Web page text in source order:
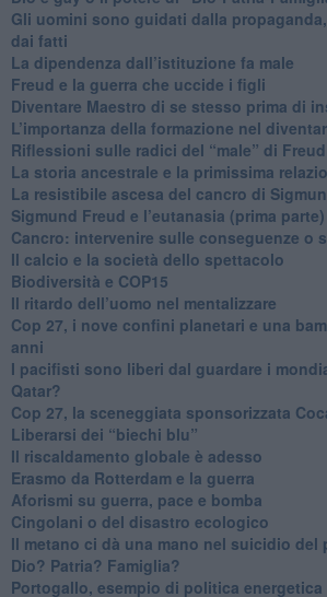
​Gli uomini sono guidati dalla
dai fatti
La dipendenza dall’istituzione fa male
​Freud e la guerra che uccide i figli
​Diventare Maestro di se stesso prima di
L’importanza della formazione nel
Riflessioni sulle radici del “male” di Freud
​La storia ancestrale e la primissima
​La resistibile ascesa del cancro di
Sigmund Freud e l’eutanasia (prima parte)
Cancro: intervenire sulle conseguenze o
​Il calcio e la società dello spettacolo
Biodiversità e COP15
​Il ritardo dell’uomo nel mentalizzare
​Cop 27, i nove confini planetari e una
anni
​I pacifisti sono liberi dal guardare i
Qatar?
​Cop 27, la sceneggiata sponsorizzata
​Liberarsi dei “biechi blu”
Il riscaldamento globale è adesso
​Erasmo da Rotterdam e la guerra
​Aforismi su guerra, pace e bomba
Cingolani o del disastro ecologico
​Il metano ci dà una mano nel suicidio del
​Dio? Patria? Famiglia?
Portogallo, esempio di politica energetica